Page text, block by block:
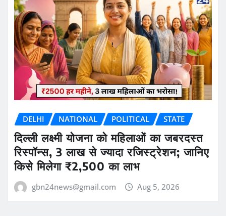
DELHI NATIONAL POLITICAL STATE
दिल्ली लक्ष्मी योजना को महिलाओं का जबरदस्त
रिस्पॉन्स, 3 लाख से ज्यादा रजिस्ट्रेशन; जानिए
किसे मिलेगा ₹2,500 का लाभ
gbn24news@gmail.com Aug 5, 2026